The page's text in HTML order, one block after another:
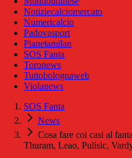
Notiziecalciomercato
Numericalcio
Padovasport
Pianetamilan
SOS Fanta
Toronews
Tuttobolognaweb
Violanews
SOS Fanta
News
Cosa fare coi casi al
Thuram, Leao, Pulisic,